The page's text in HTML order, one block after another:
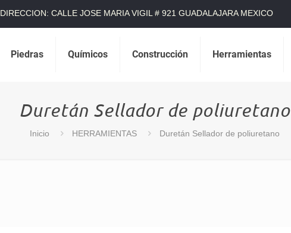
DIRECCION: CALLE JOSE MARIA VIGIL # 921 GUADALAJARA MEXICO
Piedras Químicos Construcción Herramientas
Duretán Sellador de poliuretano
Inicio HERRAMIENTAS Duretán Sellador de poliuretano